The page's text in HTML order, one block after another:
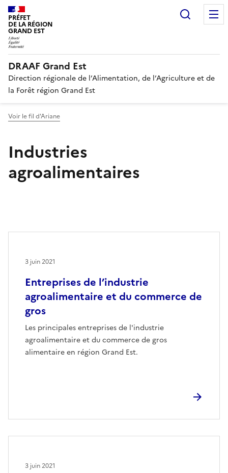
PRÉFET
DE LA RÉGION
GRAND EST
DRAAF Grand Est
Direction régionale de l’Alimentation, de l’Agriculture et de
la Forêt région Grand Est
Voir le fil d'Ariane
Industries
agroalimentaires
Entreprises de l’industrie
agroalimentaire et du commerce de
gros
Les principales entreprises de l'industrie
agroalimentaire et du commerce de gros
alimentaire en région Grand Est.
3 juin 2021
3 juin 2021